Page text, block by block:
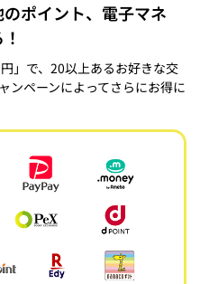
ポイント、電子マネ
」で、20以上あるお好きな交
ンペーンによってさらにお得に